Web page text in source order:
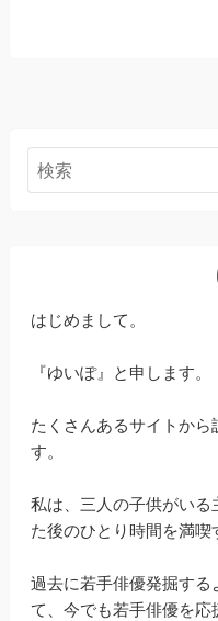
はじめまして。
『ゆいぽ』と申します。
たくさんあるサイトから
す。
私は、三人の子供がいる
た後のひとり時間を満喫
過去に若手俳優発掘する
て、今でも若手俳優を応